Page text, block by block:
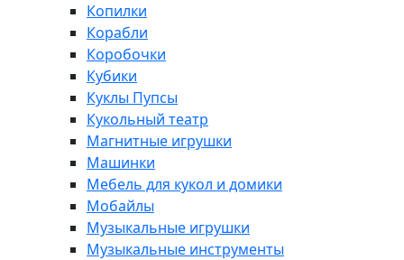
Копилки
Корабли
Коробочки
Кубики
Куклы Пупсы
Кукольный театр
Магнитные игрушки
Машинки
Мебель для кукол и домики
Мобайлы
Музыкальные игрушки
Музыкальные инструменты